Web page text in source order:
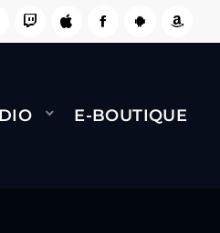
BERNARD MINET - FLY
E-BOUTIQUE